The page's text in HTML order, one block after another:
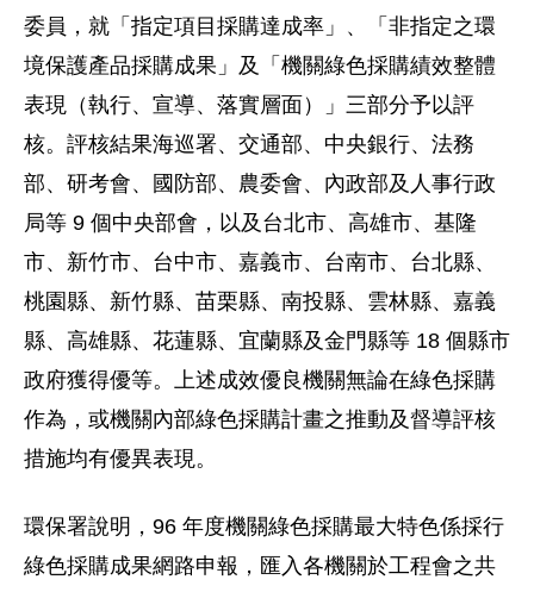
委員，就「指定項目採購達成率」、「非指定之環
境保護產品採購成果」及「機關綠色採購績效整體
表現（執行、宣導、落實層面）」三部分予以評
核。評核結果海巡署、交通部、中央銀行、法務
部、研考會、國防部、農委會、內政部及人事行政
局等 9 個中央部會，以及台北市、高雄市、基隆
市、新竹市、台中市、嘉義市、台南市、台北縣、
桃園縣、新竹縣、苗栗縣、南投縣、雲林縣、嘉義
縣、高雄縣、花蓮縣、宜蘭縣及金門縣等 18 個縣市
政府獲得優等。上述成效優良機關無論在綠色採購
作為，或機關內部綠色採購計畫之推動及督導評核
措施均有優異表現。
環保署說明，96 年度機關綠色採購最大特色係採行
綠色採購成果網路申報，匯入各機關於工程會之共